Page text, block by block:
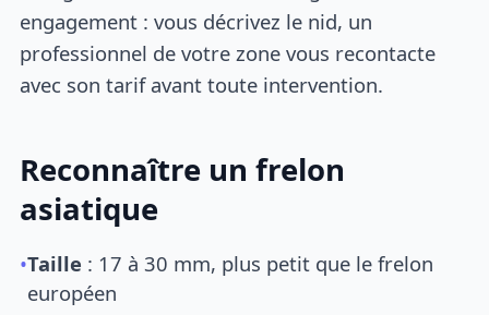
engagement : vous décrivez le nid, un
professionnel de votre zone vous recontacte
avec son tarif avant toute intervention.
Reconnaître un frelon
asiatique
•Taille : 17 à 30 mm, plus petit que le frelon
européen